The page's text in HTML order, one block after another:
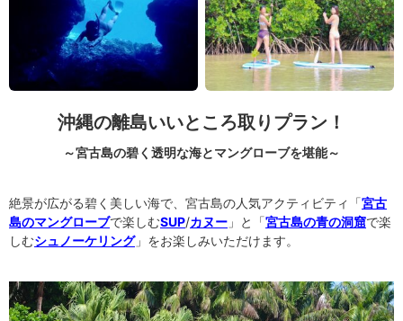
沖縄の離島いいところ取りプラン！
～宮古島の碧く透明な海とマングローブを堪能～
絶景が広がる碧く美しい海で、宮古島の人気アクティビティ「宮古
島のマングローブで楽しむSUP/カヌー 」と「宮古島の青の洞窟で楽
しむシュノーケリング」をお楽しみいただけます。